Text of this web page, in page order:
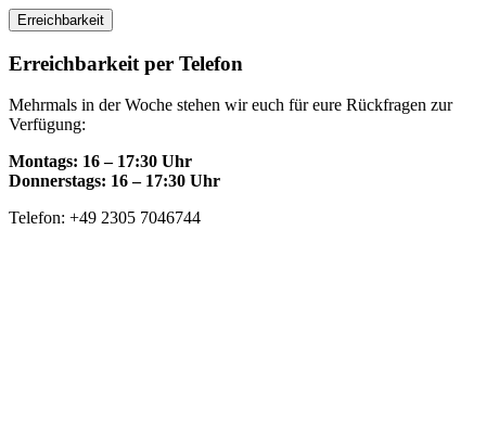
Skip
to
content
Erreichbarkeit
Erreichbarkeit per Telefon
Mehrmals in der Woche stehen wir euch für eure Rückfragen zur
Verfügung:
Montags: 16 – 17:30 Uhr
Donnerstags: 16 – 17:30 Uhr
Telefon: +49 2305 7046744